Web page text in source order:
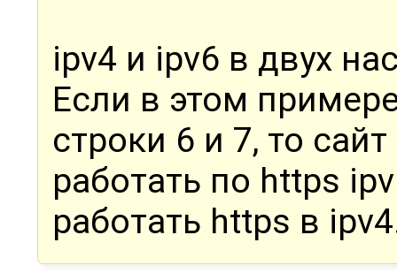
ipv4 и ipv6 в двух
Если в этом
строки 6 и 7, то
работать по https
работать https в